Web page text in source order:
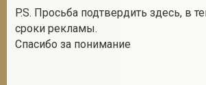
P.S. Просьба подтвердить здесь, в
сроки рекламы.
Спасибо за понимание